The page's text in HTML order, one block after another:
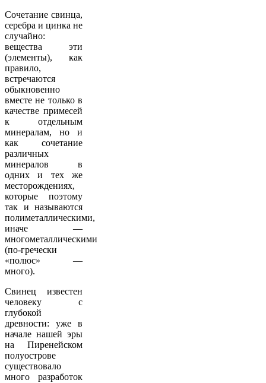
Сочетание свинца,
серебра и цинка не
случайно:
вещества эти
(элементы), как
правило,
встречаются
обыкновенно
вместе не только в
качестве примесей
к отдельным
минералам, но и
как сочетание
различных
минералов в
одних и тех же
месторождениях,
которые поэтому
так и называются
полиметаллическими,
иначе —
многометаллическими
(по-гречески
«полюс» —
много).
Свинец известен
человеку с
глубокой
древности: уже в
начале нашей эры
на Пиренейском
полуострове
существовало
много разработок